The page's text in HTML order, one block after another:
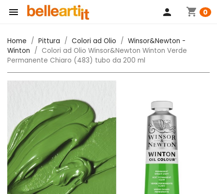
 shopping_cart 0
person
Home Pittura Colori ad Olio
Winsor&Newton -
Winton
Colori ad Olio Winsor&Newton Winton Verde
Permanente Chiaro (483) tubo da 200 ml